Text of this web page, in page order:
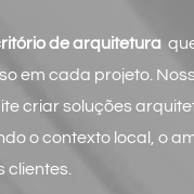
de arquitetura
em cada projeto.
criar soluções
o contexto local, o
clientes.